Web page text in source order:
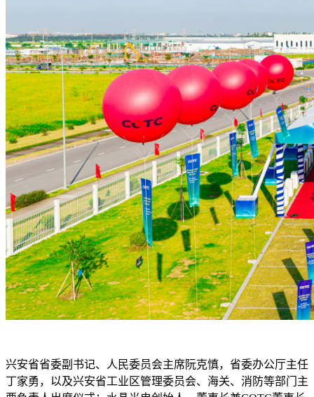
兴安省省委副书记、人民委员会主席阮克慎，省委办公厅主任
丁家勇，以及兴安省工业区管理委员会、海关、消防等部门主